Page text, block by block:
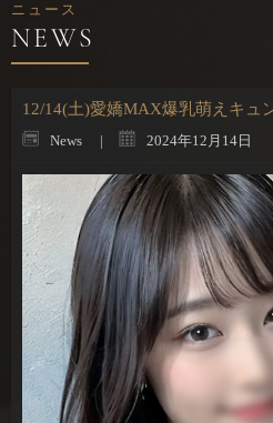
ニュース
12/14(土)愛嬌MAX爆乳萌えキュ
News 2024年12月14日